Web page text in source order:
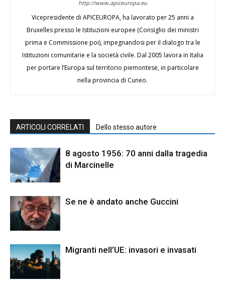
http://www.apiceuropa.eu
Vicepresidente di APICEUROPA, ha lavorato per 25 anni a
Bruxelles presso le Istituzioni europee (Consiglio dei ministri
prima e Commissione poi), impegnandosi per il dialogo tra le
Istituzioni comunitarie e la società civile. Dal 2005 lavora in Italia
per portare l’Europa sul territorio piemontese, in particolare
nella provincia di Cuneo.
ARTICOLI CORRELATI Dello stesso autore
8 agosto 1956: 70 anni dalla tragedia
di Marcinelle
Se ne è andato anche Guccini
Migranti nell’UE: invasori e invasati